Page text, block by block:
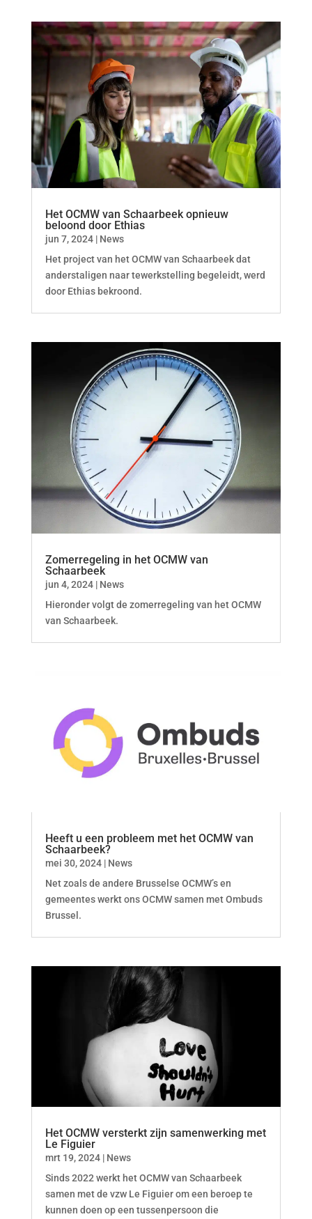
Het OCMW van Schaarbeek opnieuw
beloond door Ethias
jun 7, 2024| News
Het project van het OCMW van Schaarbeek dat
anderstaligen naar tewerkstelling begeleidt, werd
door Ethias bekroond.
Zomerregeling in het OCMW van
Schaarbeek
jun 4, 2024| News
Hieronder volgt de zomerregeling van het OCMW
van Schaarbeek.
Heeft u een probleem met het OCMW van
Schaarbeek?
mei 30, 2024| News
Net zoals de andere Brusselse OCMW’s en
gemeentes werkt ons OCMW samen met Ombuds
Brussel.
Het OCMW versterkt zijn samenwerking met
Le Figuier
mrt 19, 2024| News
Sinds 2022 werkt het OCMW van Schaarbeek
samen met de vzw Le Figuier om een beroep te
kunnen doen op een tussenpersoon die